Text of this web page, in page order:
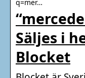
q=mer…
Säljes i
Blocket